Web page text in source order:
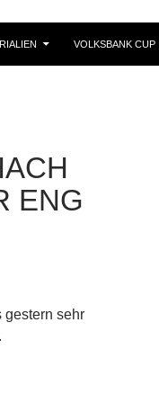
VOLKSBANK CUP
ENG
gestern sehr